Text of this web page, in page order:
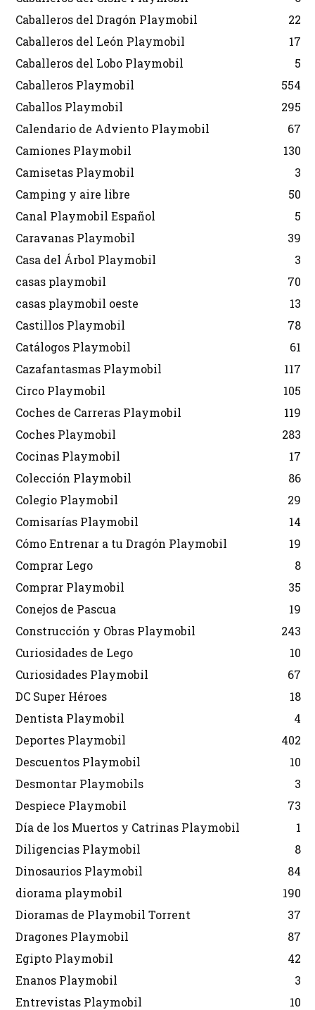
Caballeros del Dragón Playmobil
22
Caballeros del León Playmobil
17
Caballeros del Lobo Playmobil
5
Caballeros Playmobil
554
Caballos Playmobil
295
Calendario de Adviento Playmobil
67
Camiones Playmobil
130
Camisetas Playmobil
3
Camping y aire libre
50
Canal Playmobil Español
5
Caravanas Playmobil
39
Casa del Árbol Playmobil
3
casas playmobil
70
casas playmobil oeste
13
Castillos Playmobil
78
Catálogos Playmobil
61
Cazafantasmas Playmobil
117
Circo Playmobil
105
Coches de Carreras Playmobil
119
Coches Playmobil
283
Cocinas Playmobil
17
Colección Playmobil
86
Colegio Playmobil
29
Comisarías Playmobil
14
Cómo Entrenar a tu Dragón Playmobil
19
Comprar Lego
8
Comprar Playmobil
35
Conejos de Pascua
19
Construcción y Obras Playmobil
243
Curiosidades de Lego
10
Curiosidades Playmobil
67
DC Super Héroes
18
Dentista Playmobil
4
Deportes Playmobil
402
Descuentos Playmobil
10
Desmontar Playmobils
3
Despiece Playmobil
73
Día de los Muertos y Catrinas Playmobil
1
Diligencias Playmobil
8
Dinosaurios Playmobil
84
diorama playmobil
190
Dioramas de Playmobil Torrent
37
Dragones Playmobil
87
Egipto Playmobil
42
Enanos Playmobil
3
Entrevistas Playmobil
10